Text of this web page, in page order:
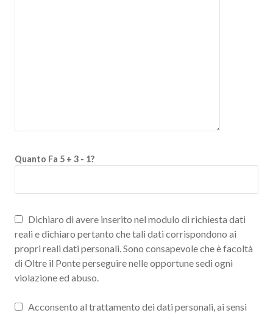
Quanto Fa 5 + 3 - 1?
Dichiaro di avere inserito nel modulo di richiesta dati
reali e dichiaro pertanto che tali dati corrispondono ai
propri reali dati personali. Sono consapevole che è facoltà
di Oltre il Ponte perseguire nelle opportune sedi ogni
violazione ed abuso.
Acconsento al trattamento dei dati personali, ai sensi